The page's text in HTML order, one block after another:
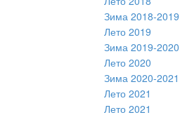
Зима 2018-2019
Лето 2019
Зима 2019-2020
Лето 2020
Зима 2020-2021
Лето 2021
Лето 2021